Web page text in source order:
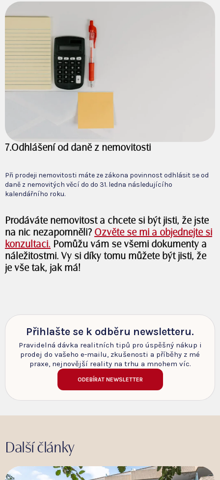
7.Odhlášení od daně z nemovitosti
Při prodeji nemovitosti máte ze zákona povinnost odhlásit se od
daně z nemovitých věcí do do 31. ledna následujícího
kalendářního roku.
Prodáváte nemovitost a chcete si být jisti, že jste
na nic nezapomněli? Ozvěte se mi a objednejte si
konzultaci. Pomůžu vám se všemi dokumenty a
náležitostmi. Vy si díky tomu můžete být jisti, že
je vše tak, jak má!
Přihlašte se k odběru newsletteru.
Pravidelná dávka realitních tipů pro úspěšný nákup i
prodej do vašeho e-mailu, zkušenosti a příběhy z mé
praxe, nejnovější reality na trhu a mnohem víc.
ODEBÍRAT NEWSLETTER
Další články